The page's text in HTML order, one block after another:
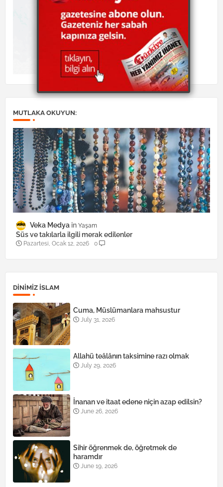
MUTLAKA OKUYUN:
Veka Medya Yaşam
Süs ve takılarla ilgili merak edilenler
Pazartesi, Ocak 12, 2026 0
DINIMIZ ISLAM
Cuma, Müslümanlara mahsustur
July 31, 2026
Allahü teâlânın taksimine razı olmak
July 29, 2026
İnanan ve itaat edene niçin azap edilsin?
June 26, 2026
Sihir öğrenmek de, öğretmek de
haramdır
June 19, 2026